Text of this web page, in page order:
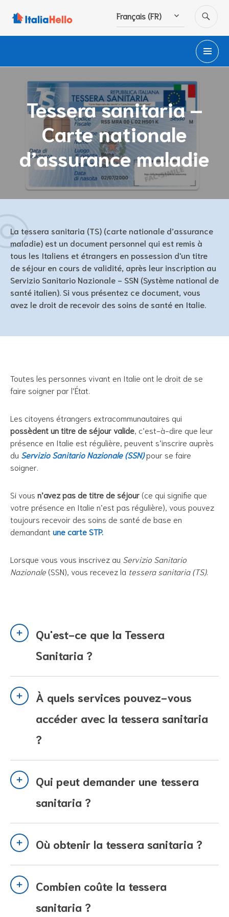
Français (FR)
Tessera sanitaria –
Carte nationale
d’assurance maladie
La tessera sanitaria (TS) (carte nationale d’assurance
maladie) est un document personnel qui est remis à
tous les Italiens et étrangers en possession d'un titre
de séjour en cours de validité, après leur inscription au
Servizio Sanitario Nazionale - SSN (Système national de
santé italien). Si vous présentez ce document, vous
avez le droit de recevoir des soins de santé en Italie.
Toutes les personnes vivant en Italie ont le droit de se
faire soigner par l’État.
Les citoyens étrangers extracommunautaires qui
possèdent un titre de séjourvalide , c’est-à-dire que leur
présence en Italie est régulière, peuvent s’inscrire auprès
du Servizio Sanitario Nazionale (SSN)pour se faire
soigner.
Si vous n’avez pas de titre de séjour(ce qui signifie que
votre présence en Italie n’est pas régulière), vous pouvez
toujours recevoir des soins de santé de base en
demandant une carte STP.
Lorsque vous vous inscrivez au Servizio Sanitario
Nazionale(SSN), vous recevez la tessera sanitaria (TS).
Qu'est-ce que la Tessera
Sanitaria ?
À quels services pouvez-vous
accéder avec la tessera sanitaria
?
Qui peut demander une tessera
sanitaria ?
Où obtenir la tessera sanitaria ?
Combien coûte la tessera
sanitaria ?